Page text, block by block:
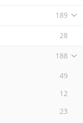
189
28
188
49
12
23